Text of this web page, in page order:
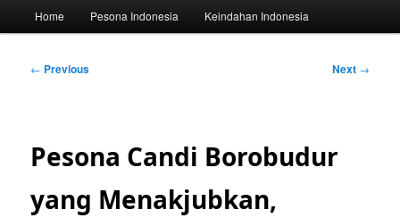
Home Pesona Indonesia Keindahan Indonesia
Post
← Previous Next →
Pesona Candi Borobudur
yang Menakjubkan,